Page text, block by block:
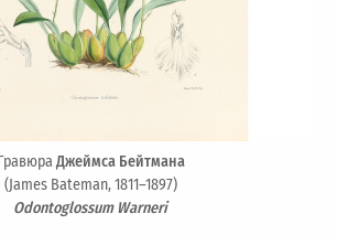
Джеймса Бейтмана
(James Bateman, 1811–1897)
Odontoglossum Warneri